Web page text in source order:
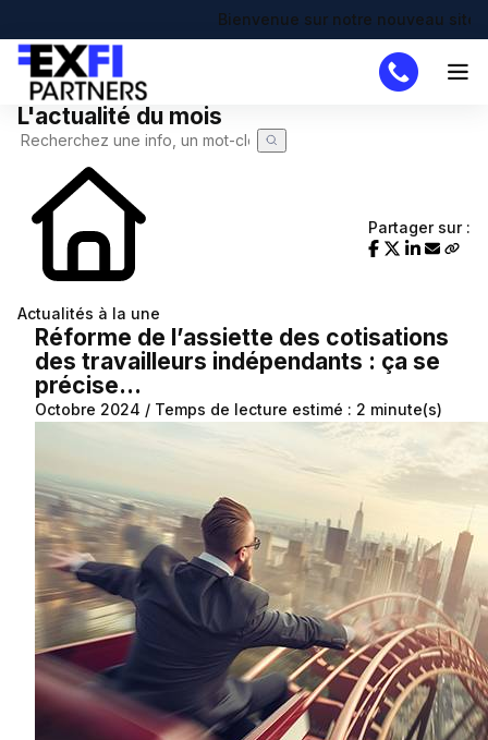
Bienvenue sur notre nouveau site !
Cabinet
Missions
DAF
Créateur
Création d'entreprise
Recherche de code APE
Chômage partiel
Frais kilométriques
Revenu du dirigeant
TNS
Impôts sur les sociétés
Dividendes
Actualités
Actualité à la une
Calendrier fiscal
Transformation digitale
Quizz RH&VOUS ?
Bien-être en entreprise
Place à l'Expert
Sondage du mois
Demande de devis
L'actualité du mois
Actualités à la une
Partager sur :
Réforme de l’assiette des cotisations
des travailleurs indépendants : ça se
précise…
Octobre 2024 / Temps de lecture estimé : 2 minute(s)